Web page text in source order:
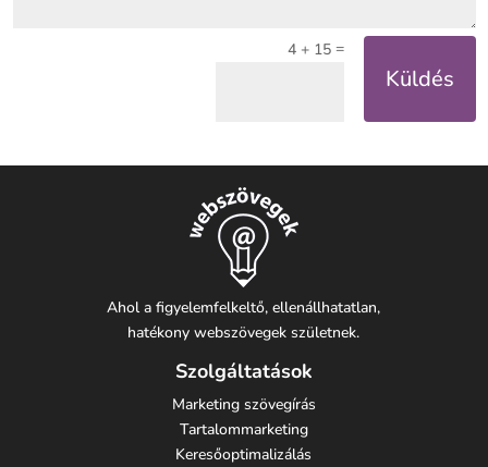
4 + 15=
Küldés
Ahol a figyelemfelkeltő, ellenállhatatlan,
hatékony webszövegek születnek.
Szolgáltatások
Marketing szövegírás
Tartalommarketing
Keresőoptimalizálás